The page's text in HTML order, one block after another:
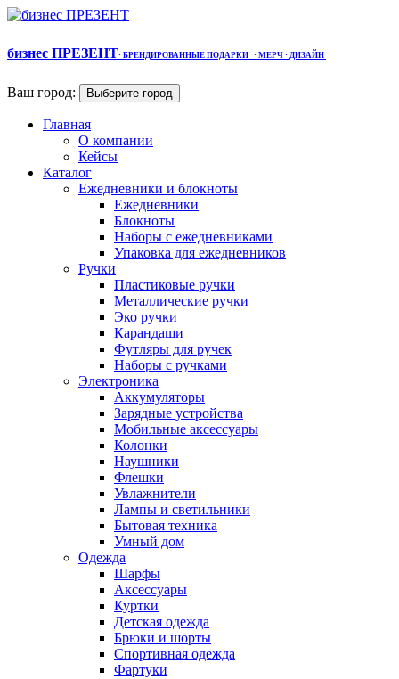
бизнес ПРЕЗЕНТ· БРЕНДИРОВАННЫЕ ПОДАРКИ · МЕРЧ · ДИЗАЙН
Ваш город: Выберите город
Главная
О компании
Кейсы
Каталог
Ежедневники и блокноты
Ежедневники
Блокноты
Наборы с ежедневниками
Упаковка для ежедневников
Ручки
Пластиковые ручки
Металлические ручки
Эко ручки
Карандаши
Футляры для ручек
Наборы с ручками
Электроника
Аккумуляторы
Зарядные устройства
Мобильные аксессуары
Колонки
Наушники
Флешки
Увлажнители
Лампы и светильники
Бытовая техника
Умный дом
Одежда
Шарфы
Аксессуары
Куртки
Детская одежда
Брюки и шорты
Спортивная одежда
Фартуки